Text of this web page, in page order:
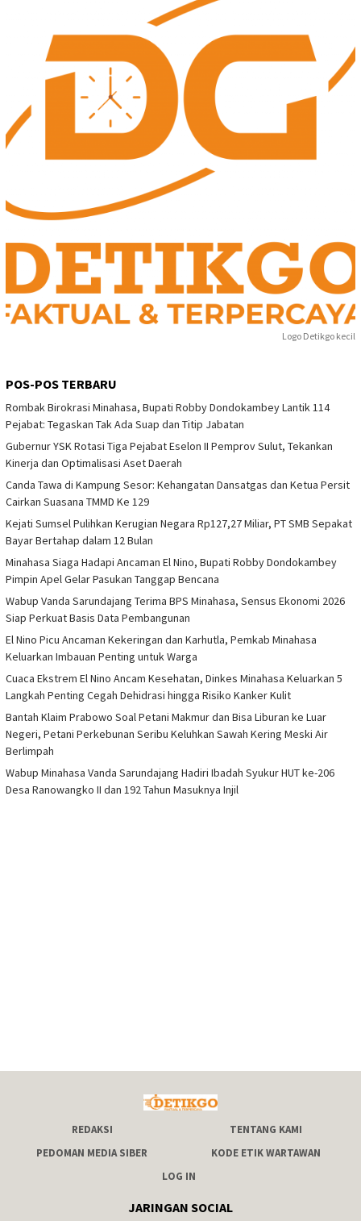
Logo Detikgo kecil
POS-POS TERBARU
Rombak Birokrasi Minahasa, Bupati Robby Dondokambey Lantik 114
Pejabat: Tegaskan Tak Ada Suap dan Titip Jabatan
Gubernur YSK Rotasi Tiga Pejabat Eselon II Pemprov Sulut, Tekankan
Kinerja dan Optimalisasi Aset Daerah
Canda Tawa di Kampung Sesor: Kehangatan Dansatgas dan Ketua Persit
Cairkan Suasana TMMD Ke 129
Kejati Sumsel Pulihkan Kerugian Negara Rp127,27 Miliar, PT SMB Sepakat
Bayar Bertahap dalam 12 Bulan
Minahasa Siaga Hadapi Ancaman El Nino, Bupati Robby Dondokambey
Pimpin Apel Gelar Pasukan Tanggap Bencana
Wabup Vanda Sarundajang Terima BPS Minahasa, Sensus Ekonomi 2026
Siap Perkuat Basis Data Pembangunan
El Nino Picu Ancaman Kekeringan dan Karhutla, Pemkab Minahasa
Keluarkan Imbauan Penting untuk Warga
Cuaca Ekstrem El Nino Ancam Kesehatan, Dinkes Minahasa Keluarkan 5
Langkah Penting Cegah Dehidrasi hingga Risiko Kanker Kulit
Bantah Klaim Prabowo Soal Petani Makmur dan Bisa Liburan ke Luar
Negeri, Petani Perkebunan Seribu Keluhkan Sawah Kering Meski Air
Berlimpah
Wabup Minahasa Vanda Sarundajang Hadiri Ibadah Syukur HUT ke-206
Desa Ranowangko II dan 192 Tahun Masuknya Injil
REDAKSI
TENTANG KAMI
PEDOMAN MEDIA SIBER
KODE ETIK WARTAWAN
LOG IN
JARINGAN SOCIAL